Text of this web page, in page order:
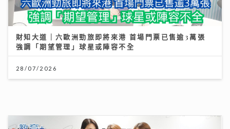
28/07/2026